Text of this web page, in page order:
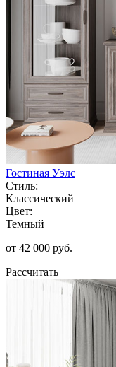
Гостиная Уэлс
Стиль:
Классический
Цвет:
Темный
от 42 000 руб.
Рассчитать